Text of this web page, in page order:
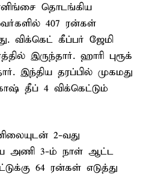
தொடங்கிய
407 ரன்கள்
விக்கெட் கீப்பர் ஜேமி
இருந்தார். ஹாரி புரூக்
இந்திய தரப்பில் முகமது
தீப் 4 விக்கெட்டும்
2-வது
அணி 3-ம் நாள் ஆட்ட
64 ரன்கள் எடுத்து